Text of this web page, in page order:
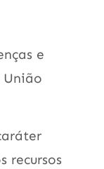
e
recursos